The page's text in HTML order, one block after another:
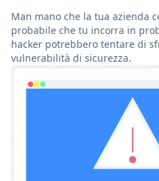
Man mano che la tua azienda
probabile che tu incorra in
hacker potrebbero tentare di
vulnerabilità di sicurezza.